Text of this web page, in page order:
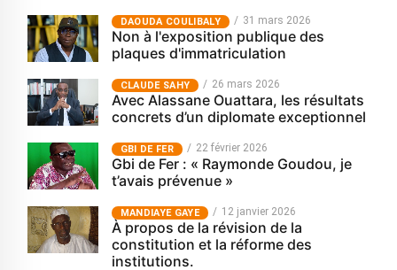
‎DAOUDA COULIBALY 31 mars 2026
Non à l'exposition publique des
plaques d'immatriculation
CLAUDE SAHY 26 mars 2026
Avec Alassane Ouattara, les résultats
concrets d’un diplomate exceptionnel
GBI DE FER 22 février 2026
Gbi de Fer : « Raymonde Goudou, je
t’avais prévenue »
MANDIAYE GAYE 12 janvier 2026
À propos de la révision de la
constitution et la réforme des
institutions.